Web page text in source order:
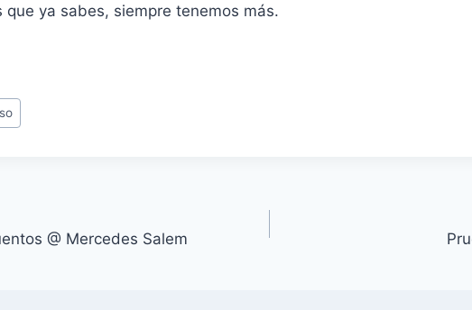
que ya sabes, siempre tenemos más.
@ Mercedes Salem